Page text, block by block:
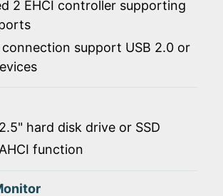
2 EHCI controller supporting
support USB 2.0 or
hard disk drive or SSD
function